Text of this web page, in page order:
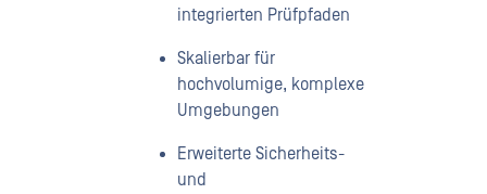
integrierten Prüfpfaden
Skalierbar für
hochvolumige, komplexe
Umgebungen
Erweiterte Sicherheits-
und